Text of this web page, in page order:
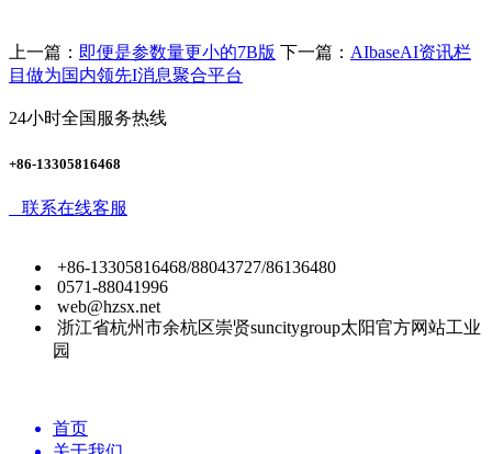
上一篇： 即便是参数量更小的7B版 下一篇： AIbaseAI资讯栏
目做为国内领先I消息聚合平台
24小时全国服务热线
+86-13305816468
联系在线客服
+86-13305816468/88043727/86136480
0571-88041996
web@hzsx.net
浙江省杭州市余杭区崇贤suncitygroup太阳官方网站工业
园
首页